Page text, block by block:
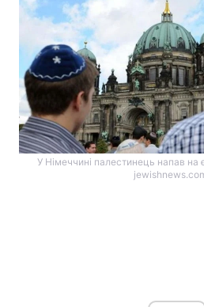
У Німеччині палестинець напав на